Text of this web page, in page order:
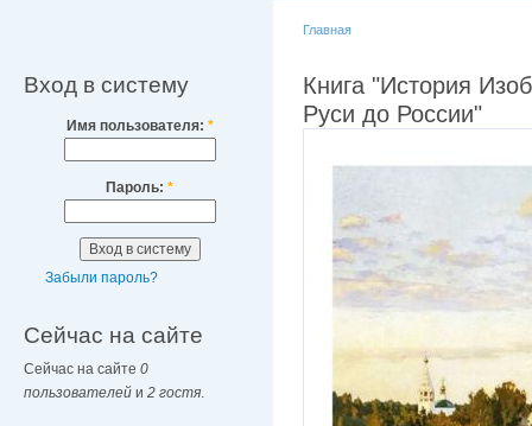
Вход в систему
Имя пользователя: *
Пароль: *
Забыли пароль?
Сейчас на сайте
Сейчас на сайте 0
пользователей и 2 гостя
Главная
Книга "История
Руси до России"